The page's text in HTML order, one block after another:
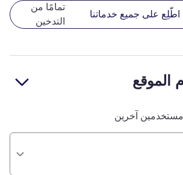
تمامًا من
التدخين
اطّلِع على جميع خدماتنا
الموقع
مستخدمين آخرين